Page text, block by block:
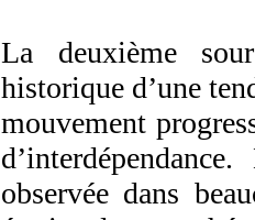
La deuxième
historique d’une
mouvement
observée dans